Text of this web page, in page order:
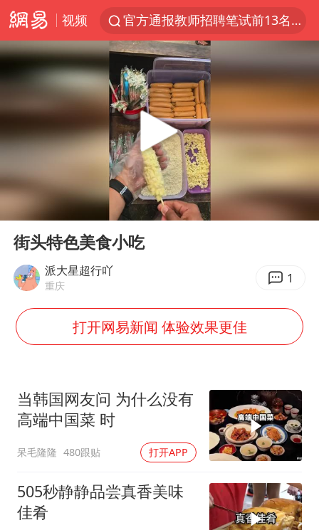
视频
官方通报教师招聘笔试前13名被淘汰
泰国枪击案凶手先杀祖父母后行凶
A股三大股指收涨
宇树科技中一签需缴款7.54万元
泰国校园枪击案死亡人数升至7人
四川宜宾市高县发生4.9级地震
“立秋的第一杯奶茶”又爆单了
方程豹钛9新车申报
瑞众保险员工爆料公司违规行为
命案逃犯躲进深山21年活得像野人
Meta重新支棱起来了吗
东方之约 相约未来
Play
00:14
街头特色美食小吃
派大星超行吖
重庆 1
打开网易新闻 体验效果更佳
当韩国网友问 为什么没有
高端中国菜 时
呆毛隆隆 480跟贴 打开APP
505秒静静品尝真香美味
佳肴